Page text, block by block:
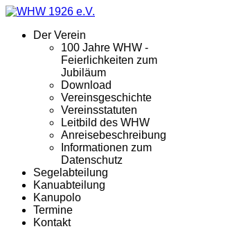
Der Verein
100 Jahre WHW -
Feierlichkeiten zum
Jubiläum
Download
Vereinsgeschichte
Vereinsstatuten
Leitbild des WHW
Anreisebeschreibung
Informationen zum
Datenschutz
Segelabteilung
Kanuabteilung
Kanupolo
Termine
Kontakt